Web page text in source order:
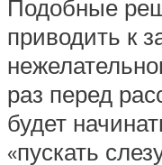
Подобные
приводить к
раз перед
будет
«пускать